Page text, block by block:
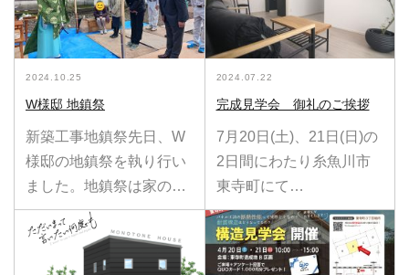
2024.10.25
W様邸 地鎮祭
新築工事地鎮祭先日、W
様邸の地鎮祭を執り行い
ました。地鎮祭は家の…
2024.07.22
完成見学会 御礼のご挨拶
7月20日(土)、21日(日)の
2日間にわたり糸魚川市
東寺町にて…